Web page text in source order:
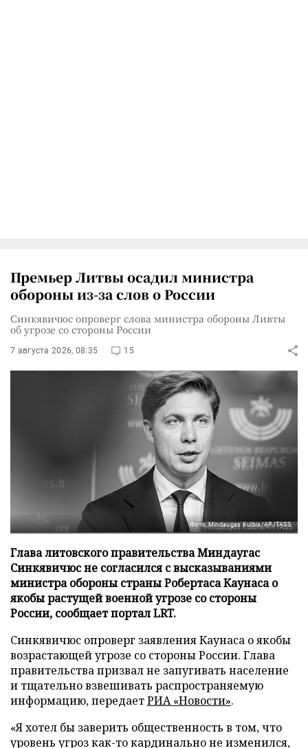
Премьер Литвы осадил министра
обороны из-за слов о России
Синкявичюс опроверг слова министра обороны Ливты
об угрозе со стороны России
7 августа 2026, 08:35 15
Фото: Mindaugas Kulbis/AP/TASS
Глава литовского правительства Миндаугас
Синкявичюс не согласился с высказываниями
министра обороны страны Робертаса Каунаса о
якобы растущей военной угрозе со стороны
России, сообщает портал LRT.
Синкявичюс опроверг заявления Каунаса о якобы
возрастающей угрозе со стороны России. Глава
правительства призвал не запугивать население
и тщательно взвешивать распространяемую
информацию, передаетРИА «Новости».
«Я хотел бы заверить общественность в том, что
уровень угроз как-то кардинально не изменился,